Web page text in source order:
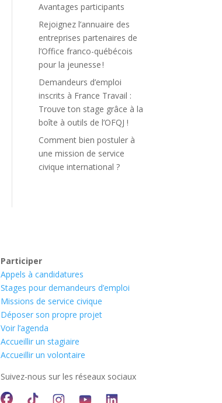
Avantages participants
Rejoignez l’annuaire des
entreprises partenaires de
l’Office franco-québécois
pour la jeunesse !
Demandeurs d’emploi
inscrits à France Travail :
Trouve ton stage grâce à la
boîte à outils de l’OFQJ !
Comment bien postuler à
une mission de service
civique international ?
Participer
Appels à candidatures
Stages pour demandeurs d’emploi
Missions de service civique
Déposer son propre projet
Voir l’agenda
Accueillir un stagiaire
Accueillir un volontaire
Suivez-nous sur les réseaux sociaux